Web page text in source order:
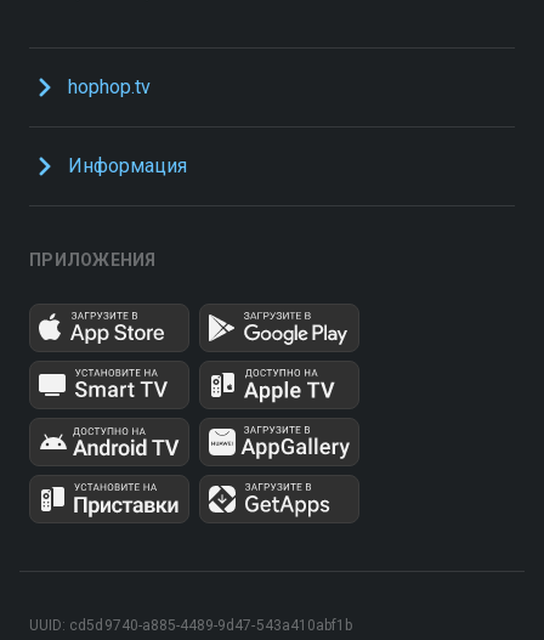
hophop.tv
Информация
ПРИЛОЖЕНИЯ
UUID: cd5d9740-a885-4489-9d47-543a410abf1b